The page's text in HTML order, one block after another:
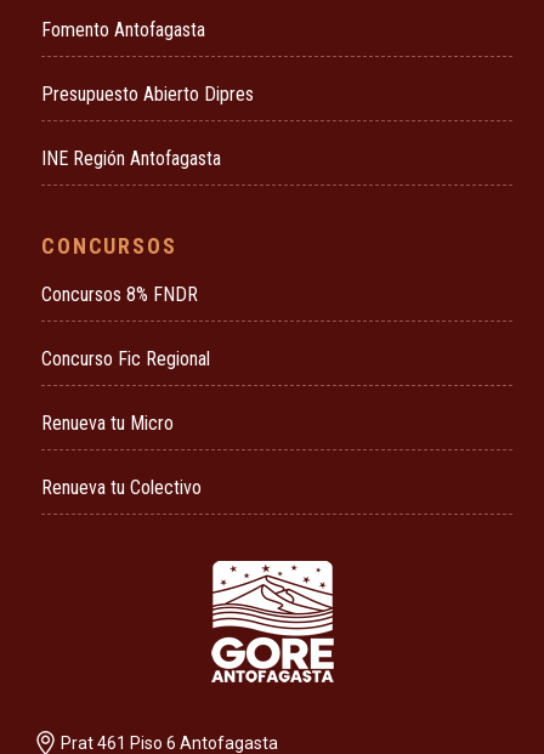
Fomento Antofagasta
Presupuesto Abierto Dipres
INE Región Antofagasta
CONCURSOS
Concursos 8% FNDR
Concurso Fic Regional
Renueva tu Micro
Renueva tu Colectivo
Prat 461 Piso 6 Antofagasta